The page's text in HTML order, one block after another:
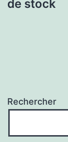
de stock
Rechercher